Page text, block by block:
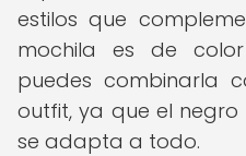
estilos que
mochila es de
puedes combinarla
outfit, ya que el
se adapta a todo.